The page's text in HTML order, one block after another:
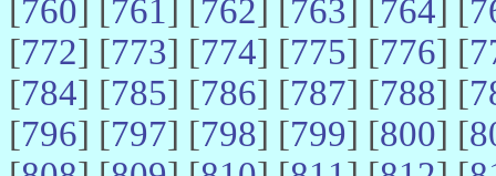
[760] [761] [762] [763] [764] [
[772] [773] [774] [775] [776] [
[784] [785] [786] [787] [788] [
[796] [797] [798] [799] [800] [